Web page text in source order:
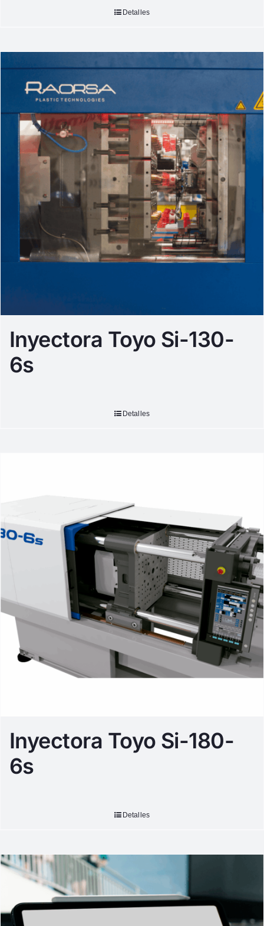
Detalles
Inyectora Toyo Si-130-
6s
Detalles
Inyectora Toyo Si-180-
6s
Detalles